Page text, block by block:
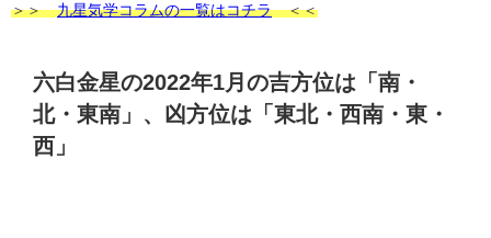
＞＞九星気学コラムの一覧はコチラ＜＜
六白金星の2022年1月の吉方位は「南・
北・東南」、凶方位は「東北・西南・東・
西」